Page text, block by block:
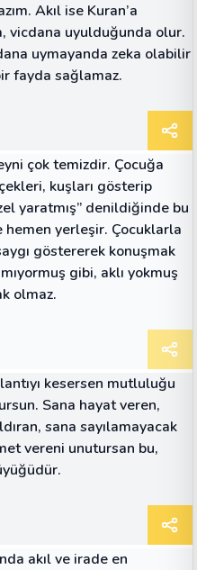
Akıl ise Kuran’a
vicdana uyulduğunda olur.
uymayanda zeka olabilir
fayda sağlamaz.
çok temizdir. Çocuğa
kuşları gösterip
yaratmış” denildiğinde bu
hemen yerleşir. Çocuklarla
göstererek konuşmak
gibi, aklı yokmuş
olmaz.
kesersen mutluluğu
Sana hayat veren,
sana sayılamayacak
vereni unutursan bu,
akıl ve irade en